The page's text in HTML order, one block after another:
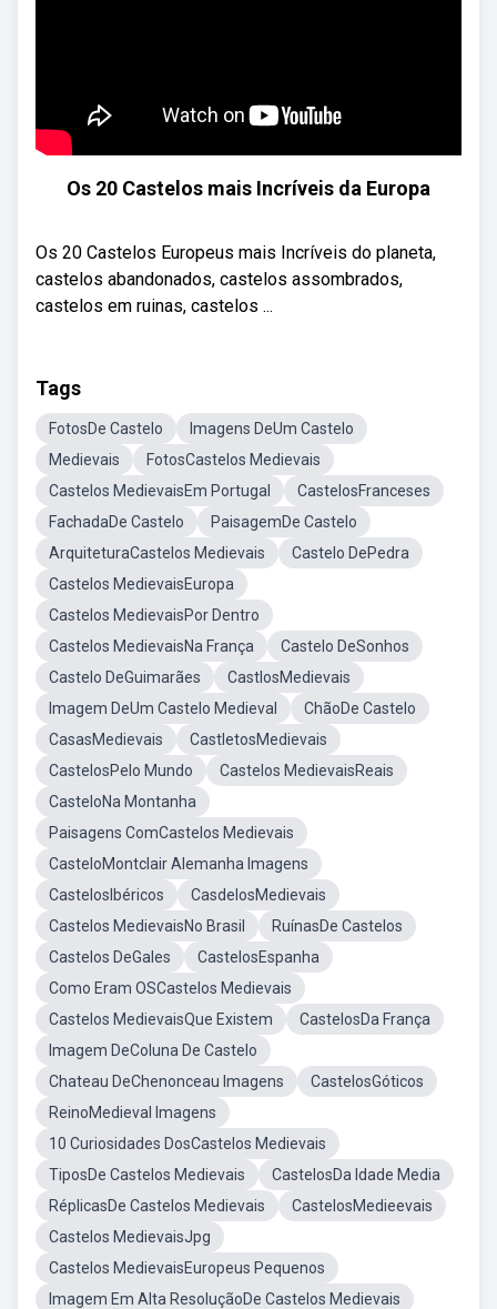
Os 20 Castelos mais Incríveis da Europa
Os 20 Castelos Europeus mais Incríveis do planeta,
castelos abandonados, castelos assombrados,
castelos em ruinas, castelos ...
Tags
FotosDe Castelo
Imagens DeUm Castelo
Medievais
FotosCastelos Medievais
Castelos MedievaisEm Portugal
CastelosFranceses
FachadaDe Castelo
PaisagemDe Castelo
ArquiteturaCastelos Medievais
Castelo DePedra
Castelos MedievaisEuropa
Castelos MedievaisPor Dentro
Castelos MedievaisNa França
Castelo DeSonhos
Castelo DeGuimarães
CastlosMedievais
Imagem DeUm Castelo Medieval
ChãoDe Castelo
CasasMedievais
CastletosMedievais
CastelosPelo Mundo
Castelos MedievaisReais
CasteloNa Montanha
Paisagens ComCastelos Medievais
CasteloMontclair Alemanha Imagens
CastelosIbéricos
CasdelosMedievais
Castelos MedievaisNo Brasil
RuínasDe Castelos
Castelos DeGales
CastelosEspanha
Como Eram OSCastelos Medievais
Castelos MedievaisQue Existem
CastelosDa França
Imagem DeColuna De Castelo
Chateau DeChenonceau Imagens
CastelosGóticos
ReinoMedieval Imagens
10 Curiosidades DosCastelos Medievais
TiposDe Castelos Medievais
CastelosDa Idade Media
RéplicasDe Castelos Medievais
CastelosMedieevais
Castelos MedievaisJpg
Castelos MedievaisEuropeus Pequenos
Imagem Em Alta ResoluçãoDe Castelos Medievais